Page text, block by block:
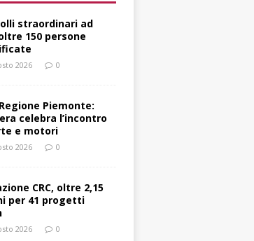
straordinari ad
150 persone
2026 0
Piemonte:
celebra l’incontro
e motori
2026 0
CRC, oltre 2,15
per 41 progetti
2026 0